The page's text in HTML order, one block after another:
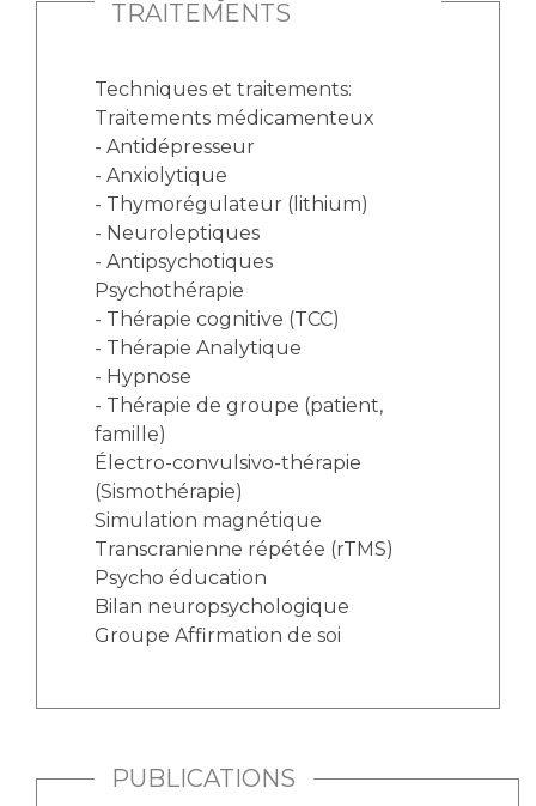
TRAITEMENTS
Techniques et traitements:
Traitements médicamenteux
- Antidépresseur
- Anxiolytique
- Thymorégulateur (lithium)
- Neuroleptiques
- Antipsychotiques
Psychothérapie
- Thérapie cognitive (TCC)
- Thérapie Analytique
- Hypnose
- Thérapie de groupe (patient,
famille)
Électro-convulsivo-thérapie
(Sismothérapie)
Simulation magnétique
Transcranienne répétée (rTMS)
Psycho éducation
Bilan neuropsychologique
Groupe Affirmation de soi
PUBLICATIONS